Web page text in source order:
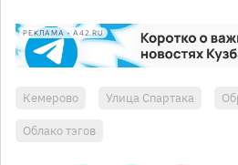
РЕКЛАМА • A42.RU
Кемерово Улица Спартака
Облако тэгов